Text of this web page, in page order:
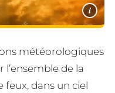
i
météorologiques
de la
feux, dans un ciel